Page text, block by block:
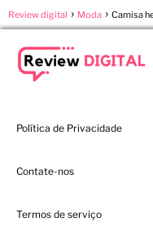
Review digital Moda Camisa
Política de Privacidade
Contate-nos
Termos de serviço